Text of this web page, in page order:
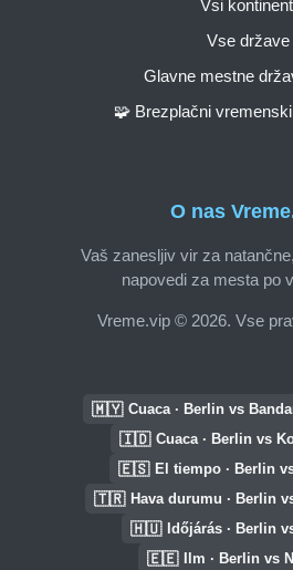
O nas
Vaš zanesljiv vir za
napovedi za mesta po
Vreme.vip © 2026. Vse
Vsi
Vse države
Glavne mestne
🧩 Brezplačni
🇲🇾 Cuaca · Berlin vs
🇮🇩 Cuaca · Berlin vs
🇪🇸 El tiempo · Berlin
🇹🇷 Hava durumu · Berlin
🇭🇺 Időjárás · Berlin
🇪🇪 Ilm · Berlin vs